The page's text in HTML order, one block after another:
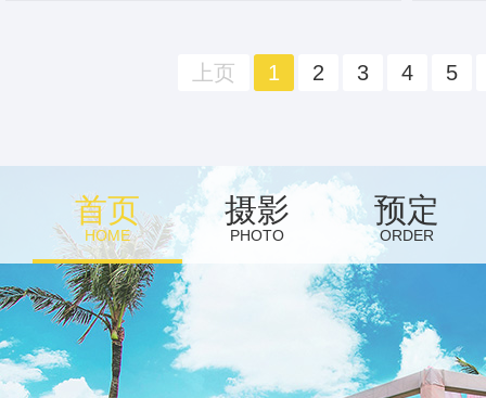
上页 1 2 3 4 5
首页
HOME
摄影
PHOTO
预定
ORDER